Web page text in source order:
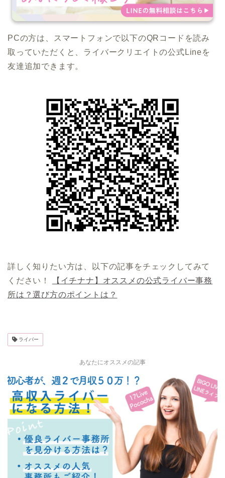
PCの方は、スマートフォンで以下のQRコードを読み
取っていただくと、ライバークリエイトの公式Lineを
友達追加できます。
詳しく知りたい方は、以下の記事をチェックしてみて
ください！
【イチナナ】オススメの公式ライバー事務
所は？選び方のポイントは？
ライバー
あなたにオススメの記事